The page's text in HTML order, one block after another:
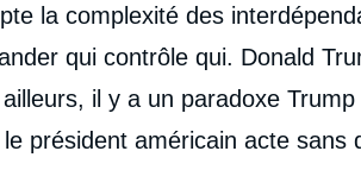
la complexité des
qui contrôle qui. Donald
il y a un paradoxe
président américain acte sans